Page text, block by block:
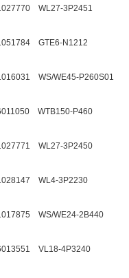
WL27-3P2451
GTE6-N1212
WS/WE45-P260S01
WTB150-P460
WL27-3P2450
WL4-3P2230
WS/WE24-2B440
VL18-4P3240